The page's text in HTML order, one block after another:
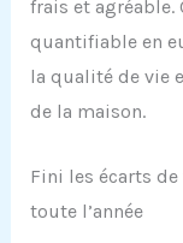
frais et
quantifiable en
la qualité de vie
de la maison.
Fini les écarts
toute l’année